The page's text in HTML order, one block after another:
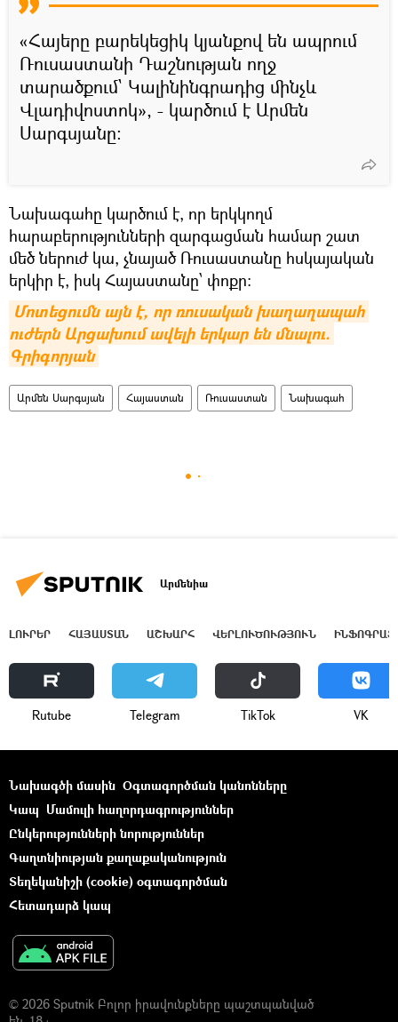
«Հայերը բարեկեցիկ կյանքով են ապրում
Ռուսաստանի Դաշնության ողջ
տարածքում` Կալինինգրադից մինչև
Վլադիվոստոկ», - կարծում է Արմեն
Սարգսյանը:
Նախագահը կարծում է, որ երկկողմ
հարաբերությունների զարգացման համար շատ
մեծ ներուժ կա, չնայած Ռուսաստանը հսկայական
երկիր է, իսկ Հայաստանը՝ փոքր:
Մոտեցումն այն է, որ ռուսական խաղաղապահ
ուժերն Արցախում ավելի երկար են մնալու.
Գրիգորյան
Արմեն Սարգսյան Հայաստան Ռուսաստան Նախագահ
Արմենիա
ԼՈՒՐԵՐ ՀԱՅԱՍՏԱՆ ԱՇԽԱՐՀ ՎԵՐԼՈՒԾՈՒԹՅՈՒՆ
Rutube Telegram ТikТоk VK
Նախագծի մասին Օգտագործման կանոնները
Կապ Մամուլի հաղորդագրություններ
Ընկերությունների նորություններ
Գաղտնիության քաղաքականություն
Տեղեկանիշի (cookie) օգտագործման
Հետադարձ կապ
© 2026 Sputnik Բոլոր իրավունքները պաշտպանված